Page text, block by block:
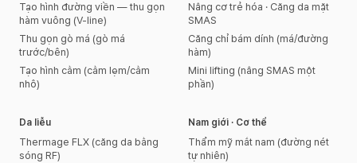
Tạo hình đường viền — thu gọn
hàm vuông (V-line)
Thu gọn gò má (gò má
trước/bên)
Tạo hình cằm (cằm lẹm/cằm
nhô)
Nâng cơ trẻ hóa · Căng da mặt
SMAS
Căng chỉ bám dính (má/đường
hàm)
Mini lifting (nâng SMAS một
phần)
Da liễu
Thermage FLX (căng da bằng
sóng RF)
Nam giới · Cơ thể
Thẩm mỹ mắt nam (đường nét
tự nhiên)